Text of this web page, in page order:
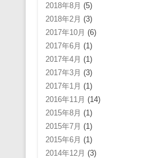
2018年8月 (5)
2018年2月 (3)
2017年10月 (6)
2017年6月 (1)
2017年4月 (1)
2017年3月 (3)
2017年1月 (1)
2016年11月 (14)
2015年8月 (1)
2015年7月 (1)
2015年6月 (1)
2014年12月 (3)